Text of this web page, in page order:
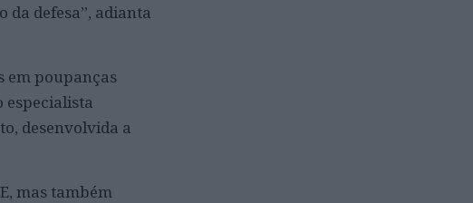
da defesa”, adianta
em poupanças
especialista
desenvolvida a
mas também